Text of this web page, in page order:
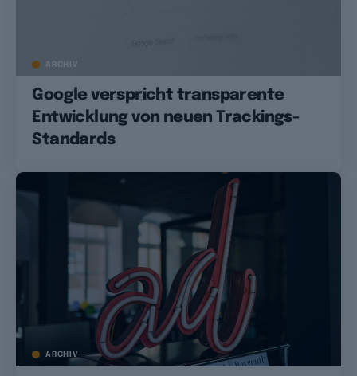
ARCHIV
Google verspricht transparente
Entwicklung von neuen Trackings-
Standards
ARCHIV